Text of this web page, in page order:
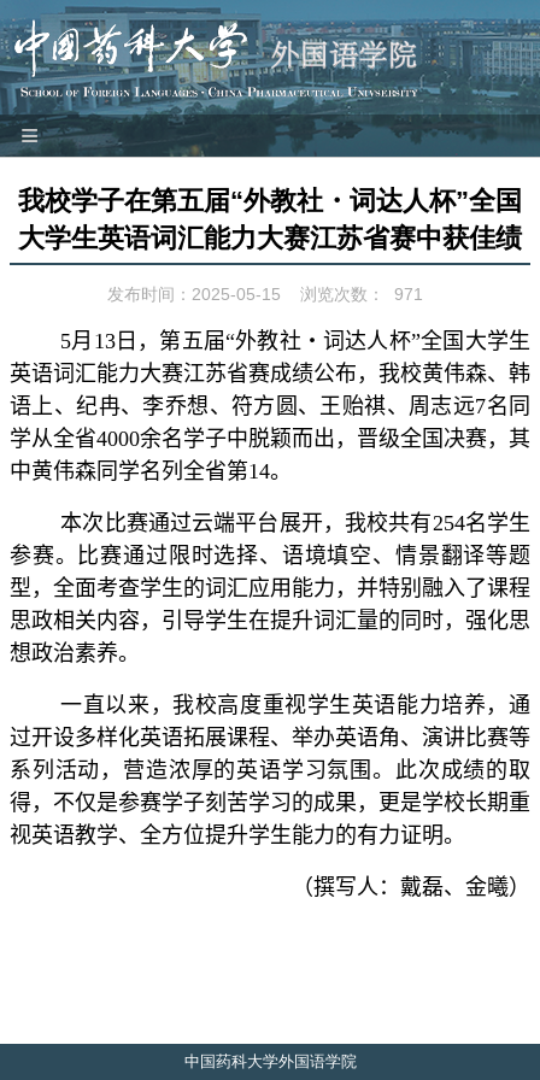
≡
本院概况
师资队伍
教学科研
党建工作
团学园地
工会之家
对外交流
关工委
English
我校学子在第五届“外教社・词达人杯”全国
大学生英语词汇能力大赛江苏省赛中获佳绩
发布时间：2025-05-15 浏览次数： 971
5月 13日，第五届“外教社・词达人杯”全国大学生
英语词汇能力大赛江苏省赛成绩公布，我校黄伟森、韩
语上、纪冉、李乔想、符方圆、王贻祺、周志远7名同
学从全省4000余名学子中脱颖而出，晋级全国决赛，其
中黄伟森同学名列全省第14。
本次比赛通过云端平台展开，我校共有254名学生
参赛。比赛通过限时选择、语境填空、情景翻译等题
型，全面考查学生的词汇应用能力，并特别融入了课程
思政相关内容，引导学生在提升词汇量的同时，强化思
想政治素养。
一直以来，我校高度重视学生英语能力培养，通
过开设多样化英语拓展课程、举办英语角、演讲比赛等
系列活动，营造浓厚的英语学习氛围。此次成绩的取
得，不仅是参赛学子刻苦学习的成果，更是学校长期重
视英语教学、全方位提升学生能力的有力证明。
（撰写人：戴磊、金曦）
中国药科大学外国语学院